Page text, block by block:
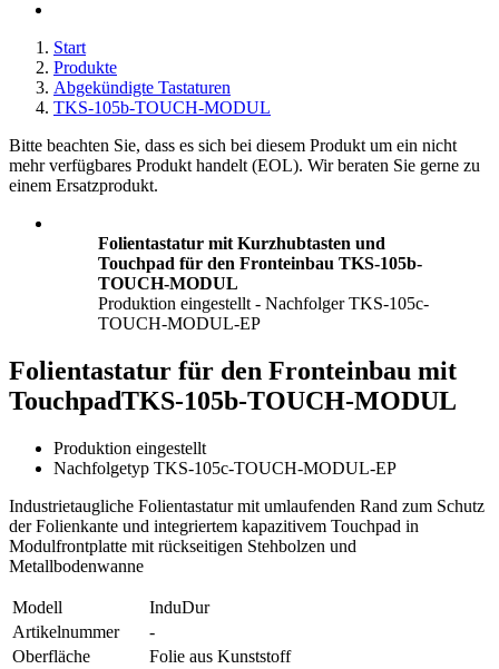
Start
Produkte
Abgekündigte Tastaturen
TKS-105b-TOUCH-MODUL
Bitte beachten Sie, dass es sich bei diesem Produkt um ein nicht
mehr verfügbares Produkt handelt (EOL). Wir beraten Sie gerne zu
einem Ersatzprodukt.
Folientastatur mit Kurzhubtasten und
Touchpad für den Fronteinbau TKS-105b-
TOUCH-MODUL
Produktion eingestellt - Nachfolger TKS-105c-
TOUCH-MODUL-EP
Folientastatur für den Fronteinbau mit
TouchpadTKS-105b-TOUCH-MODUL
Produktion eingestellt
Nachfolgetyp TKS-105c-TOUCH-MODUL-EP
Industrietaugliche Folientastatur mit umlaufenden Rand zum Schutz
der Folienkante und integriertem kapazitivem Touchpad in
Modulfrontplatte mit rückseitigen Stehbolzen und
Metallbodenwanne
Modell
InduDur
Artikelnummer
-
Oberfläche
Folie aus Kunststoff